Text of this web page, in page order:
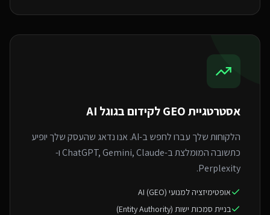
אסטרטגיית GEO ל קידום בגוגל AI
הלקוחות שלך עברו לחפש ב-AI. אנו נדאג שהעסק שלך יופיע
כתשובה המומלצת ב-ChatGPT, Gemini, Claude ו-
Perplexity.
אופטימיזציה למנועי AI (GEO)
בניית סמכות ישות (Entity Authority)